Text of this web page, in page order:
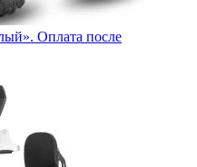
Оплата после